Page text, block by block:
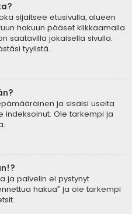
sijaitsee etusivulla, alueen
hakuun pääset klikkaamalla
saatavilla jokaisella sivulla.
tyylistä.
ja sisälsi useita
indeksoinut. Ole tarkempi ja
ja palvelin ei pystynyt
hakua” ja ole tarkempi